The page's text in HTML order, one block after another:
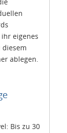
eigenes
ablegen.
Bis zu 30